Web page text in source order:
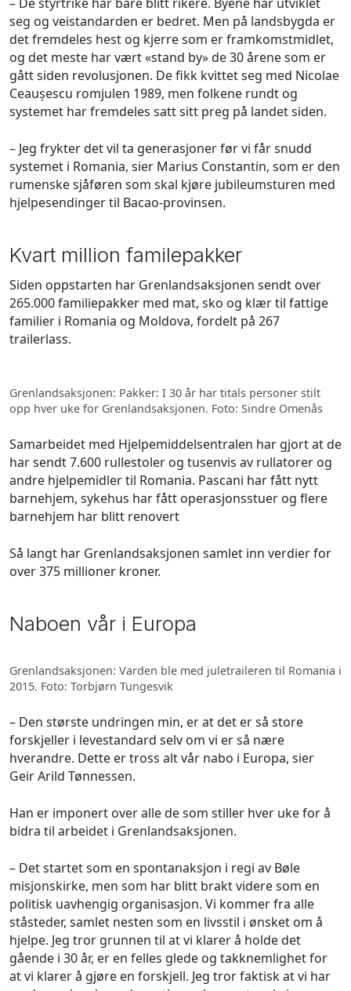
seg og veistandarden er bedret. Men på landsbygda er
det fremdeles hest og kjerre som er framkomstmidlet,
og det meste har vært «stand by» de 30 årene som er
gått siden revolusjonen. De fikk kvittet seg med Nicolae
Ceaușescu romjulen 1989, men folkene rundt og
systemet har fremdeles satt sitt preg på landet siden.
– Jeg frykter det vil ta generasjoner før vi får snudd
systemet i Romania, sier Marius Constantin, som er den
rumenske sjåføren som skal kjøre jubileumsturen med
hjelpesendinger til Bacao-provinsen.
Kvart million familepakker
Siden oppstarten har Grenlandsaksjonen sendt over
265.000 familiepakker med mat, sko og klær til fattige
familier i Romania og Moldova, fordelt på 267
trailerlass.
Grenlandsaksjonen: Pakker: I 30 år har titals personer stilt
opp hver uke for Grenlandsaksjonen. Foto: Sindre Omenås
Samarbeidet med Hjelpemiddelsentralen har gjort at de
har sendt 7.600 rullestoler og tusenvis av rullatorer og
andre hjelpemidler til Romania. Pascani har fått nytt
barnehjem, sykehus har fått operasjonsstuer og flere
barnehjem har blitt renovert
Så langt har Grenlandsaksjonen samlet inn verdier for
over 375 millioner kroner.
Naboen vår i Europa
Grenlandsaksjonen: Varden ble med juletraileren til Romania i
2015. Foto: Torbjørn Tungesvik
– Den største undringen min, er at det er så store
forskjeller i levestandard selv om vi er så nære
hverandre. Dette er tross alt vår nabo i Europa, sier
Geir Arild Tønnessen.
Han er imponert over alle de som stiller hver uke for å
bidra til arbeidet i Grenlandsaksjonen.
– Det startet som en spontanaksjon i regi av Bøle
misjonskirke, men som har blitt brakt videre som en
politisk uavhengig organisasjon. Vi kommer fra alle
ståsteder, samlet nesten som en livsstil i ønsket om å
hjelpe. Jeg tror grunnen til at vi klarer å holde det
gående i 30 år, er en felles glede og takknemlighet for
at vi klarer å gjøre en forskjell. Jeg tror faktisk at vi har